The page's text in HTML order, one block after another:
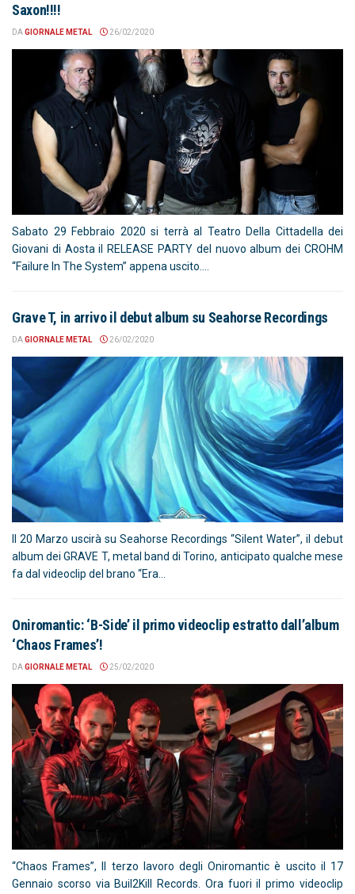
Saxon!!!!
DAGIORNALE METAL 26/02/2020
Sabato 29 Febbraio 2020 si terrà al Teatro Della Cittadella dei
Giovani di Aosta il RELEASE PARTY del nuovo album dei CROHM
“Failure In The System” appena uscito....
Grave T, in arrivo il debut album su Seahorse Recordings
DAGIORNALE METAL 26/02/2020
Il 20 Marzo uscirà su Seahorse Recordings “Silent Water”, il debut
album dei GRAVE T, metal band di Torino, anticipato qualche mese
fa dal videoclip del brano “Era...
Oniromantic: ‘B-Side’ il primo videoclip estratto dall’album
‘Chaos Frames’!
DAGIORNALE METAL 25/02/2020
“Chaos Frames”, Il terzo lavoro degli Oniromantic è uscito il 17
Gennaio scorso via Buil2Kill Records. Ora fuori il primo videoclip